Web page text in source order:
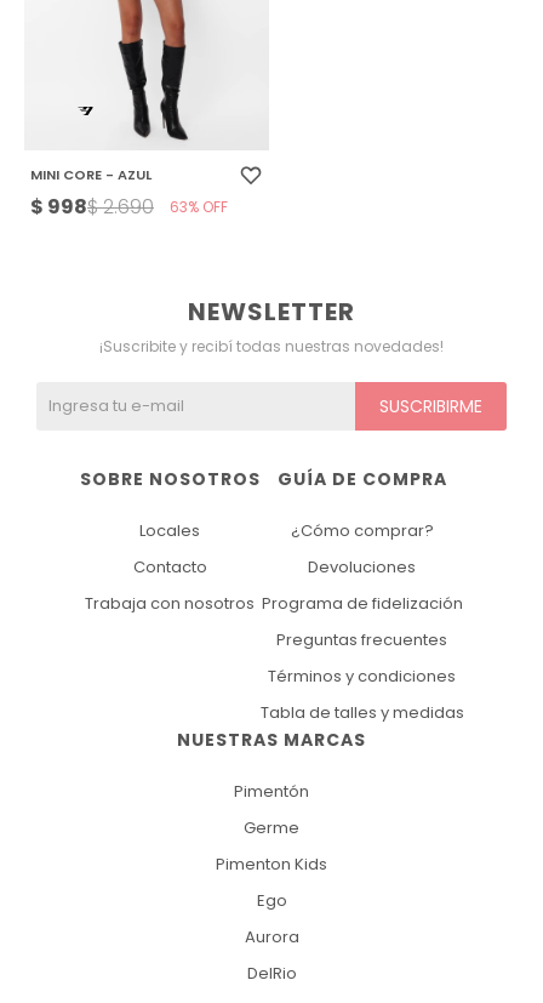
MINI CORE - AZUL
$ 998$2.690 63
NUESTRAS MARCAS
Pimentón
Germe
Pimenton Kids
Ego
Aurora
DelRio
GUÍA DE COMPRA
¿Cómo comprar?
Devoluciones
Programa de fidelización
Preguntas frecuentes
Términos y condiciones
Tabla de talles y medidas
SOBRE NOSOTROS
Locales
Contacto
Trabaja con nosotros
NEWSLETTER
¡Suscribite y recibí todas nuestras novedades!
SUSCRIBIRME